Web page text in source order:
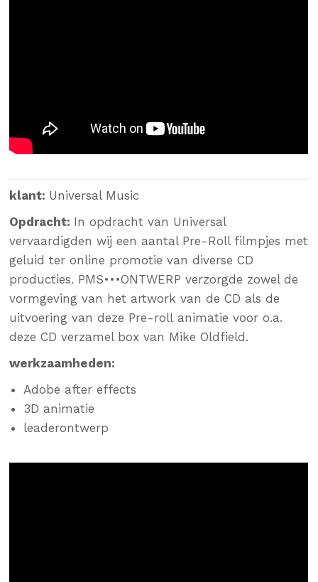
klant: Universal Music
Opdracht: In opdracht van Universal
vervaardigden wij een aantal Pre-Roll filmpjes met
geluid ter online promotie van diverse CD
producties. PMS•••ONTWERP verzorgde zowel de
vormgeving van het artwork van de CD als de
uitvoering van deze Pre-roll animatie voor o.a.
deze CD verzamel box van Mike Oldfield.
werkzaamheden:
Adobe after effects
3D animatie
leaderontwerp